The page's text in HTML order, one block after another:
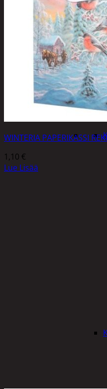
WINTERIA PAPERIKASSI
1,10 €
Lue Lisää